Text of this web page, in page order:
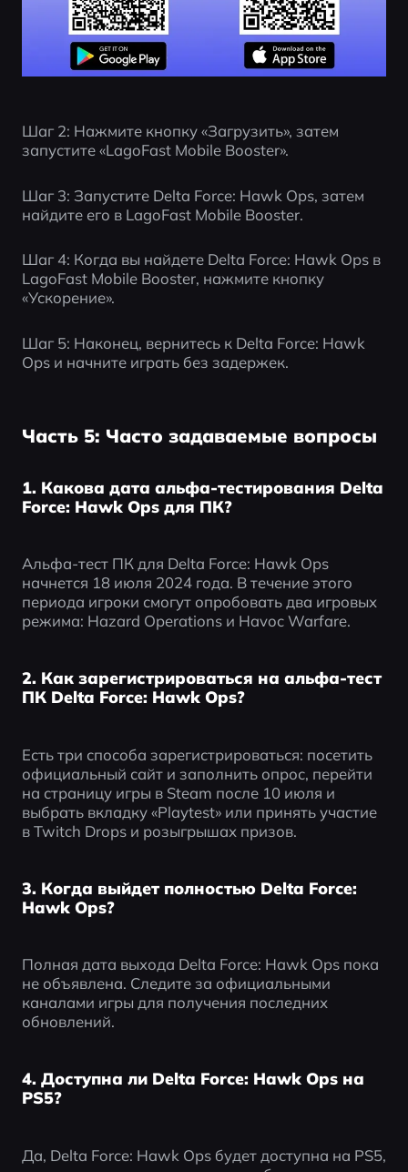
Шаг 2: Нажмите кнопку «Загрузить», затем
запустите «LagoFast Mobile Booster».
Шаг 3: Запустите Delta Force: Hawk Ops, затем
найдите его в LagoFast Mobile Booster.
Шаг 4: Когда вы найдете Delta Force: Hawk Ops в
LagoFast Mobile Booster, нажмите кнопку
«Ускорение».
Шаг 5: Наконец, вернитесь к Delta Force: Hawk
Ops и начните играть без задержек.
Часть 5: Часто задаваемые вопросы
1. Какова дата альфа-тестирования Delta
Force: Hawk Ops для ПК?
Альфа-тест ПК для Delta Force: Hawk Ops
начнется 18 июля 2024 года. В течение этого
периода игроки смогут опробовать два игровых
режима: Hazard Operations и Havoc Warfare.
2. Как зарегистрироваться на альфа-тест
ПК Delta Force: Hawk Ops?
Есть три способа зарегистрироваться: посетить
официальный сайт и заполнить опрос, перейти
на страницу игры в Steam после 10 июля и
выбрать вкладку «Playtest» или принять участие
в Twitch Drops и розыгрышах призов.
3. Когда выйдет полностью Delta Force:
Hawk Ops?
Полная дата выхода Delta Force: Hawk Ops пока
не объявлена. Следите за официальными
каналами игры для получения последних
обновлений.
4. Доступна ли Delta Force: Hawk Ops на
PS5?
Да, Delta Force: Hawk Ops будет доступна на PS5,